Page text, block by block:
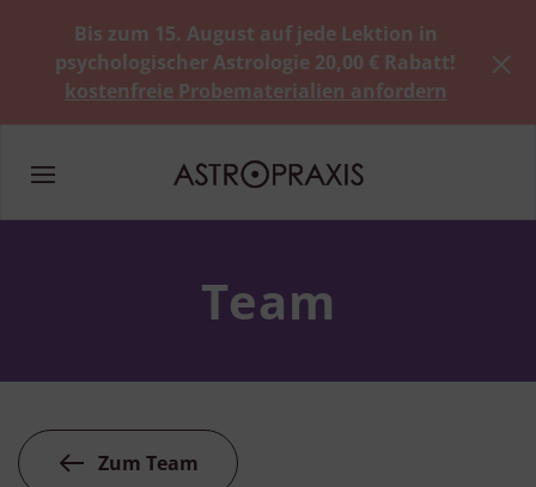
Bis zum 15. August auf jede Lektion in
psychologischer Astrologie 20,00 € Rabatt!
kostenfreie Probematerialien anfordern
Team
Zum Team